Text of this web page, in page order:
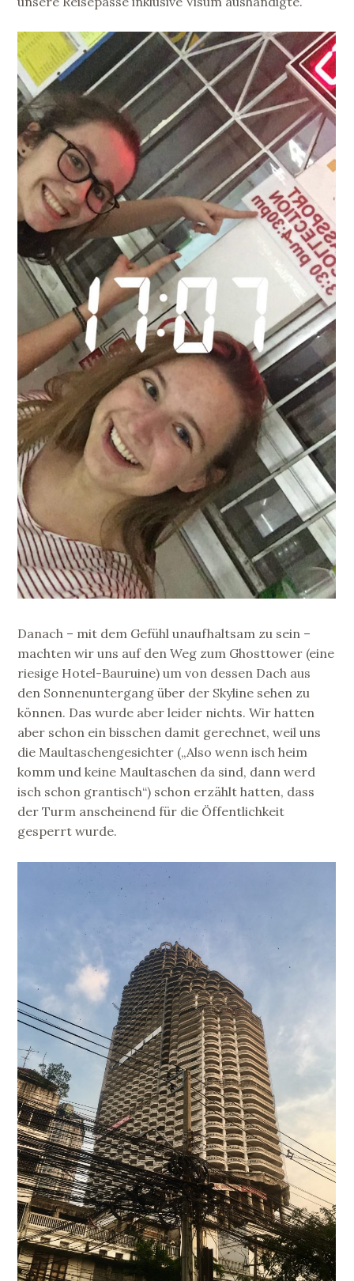
Danach – mit dem Gefühl unaufhaltsam zu sein –
machten wir uns auf den Weg zum Ghosttower (eine
riesige Hotel-Bauruine) um von dessen Dach aus
den Sonnenuntergang über der Skyline sehen zu
können. Das wurde aber leider nichts. Wir hatten
aber schon ein bisschen damit gerechnet, weil uns
die Maultaschengesichter („Also wenn isch heim
komm und keine Maultaschen da sind, dann werd
isch schon grantisch“) schon erzählt hatten, dass
der Turm anscheinend für die Öffentlichkeit
gesperrt wurde.